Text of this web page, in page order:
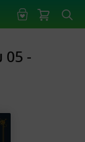
05 -